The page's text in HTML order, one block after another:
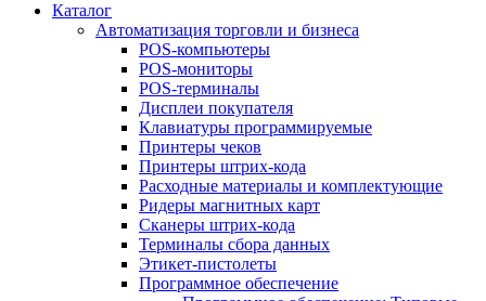
Каталог
Автоматизация торговли и бизнеса
POS-компьютеры
POS-мониторы
POS-терминалы
Дисплеи покупателя
Клавиатуры программируемые
Принтеры чеков
Принтеры штрих-кода
Расходные материалы и комплектующие
Ридеры магнитных карт
Сканеры штрих-кода
Терминалы сбора данных
Этикет-пистолеты
Программное обеспечение